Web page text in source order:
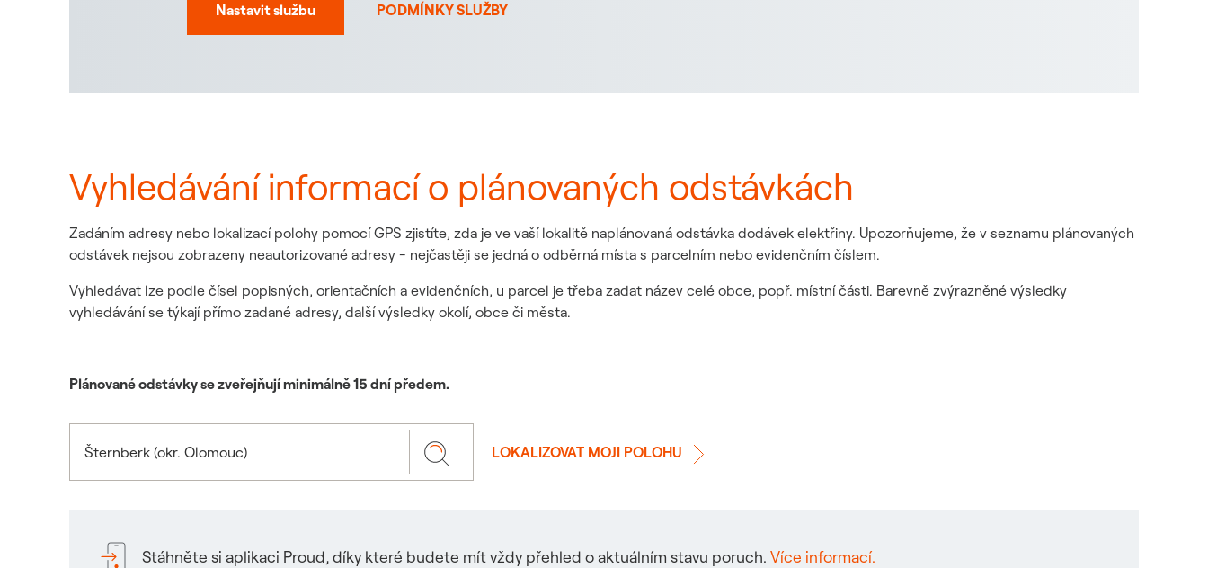
Nastavit službu PODMÍNKY SLUŽBY
Vyhledávání informací o plánovaných odstávkách
Zadáním adresy nebo lokalizací polohy pomocí GPS zjistíte, zda je ve vaší lokalitě naplánovaná odstávka dodávek elektřiny. Upozorňujeme, že v seznamu plánovaných
odstávek nejsou zobrazeny neautorizované adresy - nejčastěji se jedná o odběrná místa s parcelním nebo evidenčním číslem.
Vyhledávat lze podle čísel popisných, orientačních a evidenčních, u parcel je třeba zadat název celé obce, popř. místní části. Barevně zvýrazněné výsledky
vyhledávání se týkají přímo zadané adresy, další výsledky okolí, obce či města.
Plánované odstávky se zveřejňují minimálně 15 dní předem.
LOKALIZOVAT MOJI POLOHU
Stáhněte si aplikaci Proud, díky které budete mít vždy přehled o aktuálním stavu poruch. Více informací.